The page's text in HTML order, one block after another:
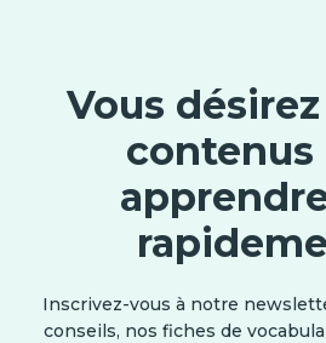
Vous
contenus
Inscrivez-vous à notre
conseils, nos fiches de